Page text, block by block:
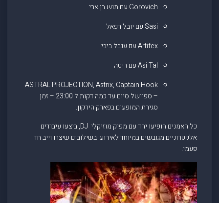
Gorovich עם מוש בן ארי
Sasi עם יובל רפאל
Artifex עם ענבל ביבי
Asi Tal עם ריטה
ASTRAL PROJECTION, Astrix, Captain Hook
– ספיישל סיום עד כמה דקות ל 23:00 – זמן
סגירת המופעים בפארק הירקון.
כל האמנים הופיעו יחד עם מפיק מוזיקלי DJ, ביצעו עיבודים
אלקטרוניים מגובשים במיוחד לאירוע בשילובים שיצרו וייב חד
פעמי.